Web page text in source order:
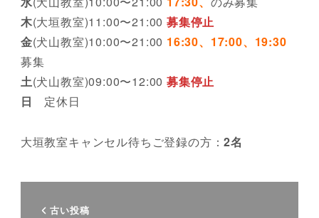
木(大垣教室)11:00〜21:00募集停止
金(犬山教室)10:00〜21:00 16:30、17:00、 19:30
募集
土(犬山教室)09:00〜12:00 募集停止
日
定休日
大垣教室キャンセル待ちご登録の方：2名
古い投稿